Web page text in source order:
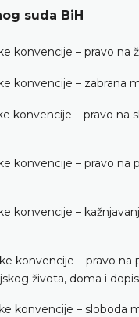
suda BiH
konvencije – pravo na
konvencije – zabrana
konvencije – pravo na
konvencije – pravo na
konvencije –
konvencije – pravo na
života, doma i
konvencije – sloboda